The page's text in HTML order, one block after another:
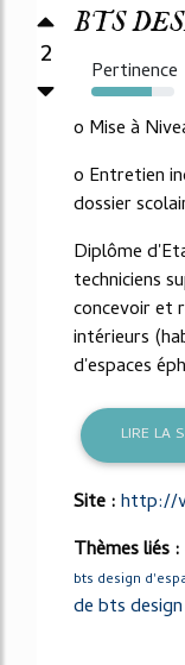
2
BTS
Pertinence
73%
o Mise à
o Entretien
dossier
Diplôme
techniciens
concevoir et
intérieurs
d'espaces
LIRE LA
Site :http://
Thèmes liés :
bts design
de bts